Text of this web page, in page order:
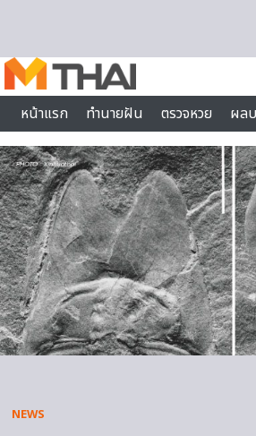
หน้าแรก
ทำนายฝัน ตรวจหวย ผล
ไลฟ์สไตล์
NEWS